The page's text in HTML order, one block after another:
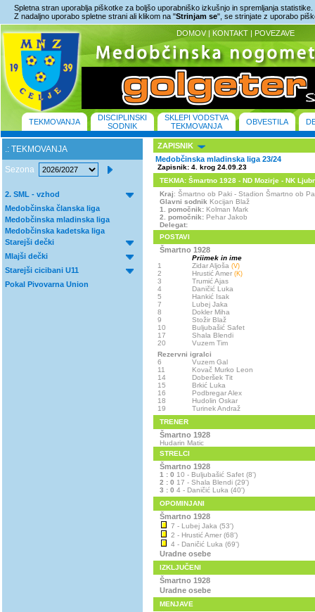
Spletna stran uporablja piškotke za boljšo uporabniško izkušnjo in spremljanja statistike.
Z nadaljno uporabo spletne strani ali klikom na "Strinjam se", se strinjate z uporabo
DOMOV | KONTAKT | POVEZAVE
TEKMOVANJA
DISCIPLINSKI
SODNIK
SKLEPI VODSTVA
TEKMOVANJA
OBVESTILA
.: TEKMOVANJA
Sezona
2. SML - vzhod
Medobčinska članska liga
Medobčinska mladinska liga
Medobčinska kadetska liga
Starejši dečki
Mlajši dečki
Starejši cicibani U11
Pokal Pivovarna Union
ZAPISNIK
Medobčinska mladinska liga 23/24
Zapisnik: 4. krog 24.09.23
TEKMA: Šmartno 1928 - ND Mozirje - NK
Kraj: Šmartno ob Paki - Stadion Šmartno ob
Glavni sodnik Kocijan Blaž
1. pomočnik: Kolman Mark
2. pomočnik: Pehar Jakob
Delegat:
POSTAVI
Šmartno 1928
Priimek in ime
1
Zidar Aljoša (V)
2 Hrustić Amer (K)
3
Trumić Ajas
4
Daničić Luka
5
Hankić Isak
7
Lubej Jaka
8
Dokler Miha
9
Stožir Blaž
10
Buljubašić Safet
17
Shala Blendi
20
Vuzem Tim
Rezervni igralci
6
Vuzem Gal
11
Kovač Murko Leon
14
Doberšek Tit
15
Brkić Luka
16
Podbregar Alex
18
Hudolin Oskar
19
Turinek Andraž
TRENER
Šmartno 1928
Hudarin Matic
STRELCI
Šmartno 1928
1 : 0 10 - Buljubašić Safet (8')
2 : 0 17 - Shala Blendi (29')
3 : 0 4 - Daničić Luka (40')
OPOMINJANI
Šmartno 1928
7 - Lubej Jaka (53')
2 - Hrustić Amer (68')
4 - Daničić Luka (69')
Uradne osebe
IZKLJUČENI
Šmartno 1928
Uradne osebe
MENJAVE